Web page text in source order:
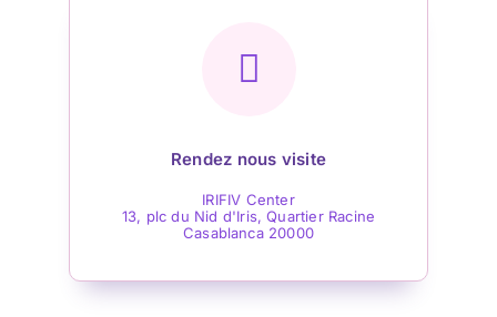
Rendez nous visite
IRIFIV Center
13, plc du Nid d'Iris, Quartier Racine
Casablanca 20000